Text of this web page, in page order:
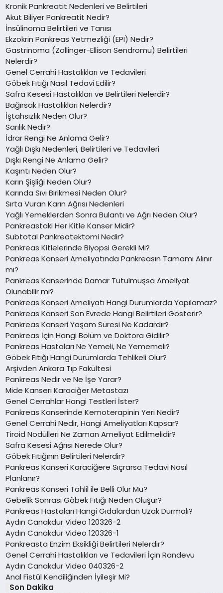
Kronik Pankreatit Nedenleri ve Belirtileri
Akut Biliyer Pankreatit Nedir?
İnsülinoma Belirtileri ve Tanısı
Ekzokrin Pankreas Yetmezliği (EPI) Nedir?
Gastrinoma (Zollinger-Ellison Sendromu) Belirtileri
Nelerdir?
Genel Cerrahi Hastalıkları ve Tedavileri
Göbek Fıtığı Nasıl Tedavi Edilir?
Safra Kesesi Hastalıkları ve Belirtileri Nelerdir?
Bağırsak Hastalıkları Nelerdir?
İştahsızlık Neden Olur?
Sarılık Nedir?
İdrar Rengi Ne Anlama Gelir?
Yağlı Dışkı Nedenleri, Belirtileri ve Tedavileri
Dışkı Rengi Ne Anlama Gelir?
Kaşıntı Neden Olur?
Karın Şişliği Neden Olur?
Karında Sıvı Birikmesi Neden Olur?
Sırta Vuran Karın Ağrısı Nedenleri
Yağlı Yemeklerden Sonra Bulantı ve Ağrı Neden Olur?
Pankreastaki Her Kitle Kanser Midir?
Subtotal Pankreatektomi Nedir?
Pankreas Kitlelerinde Biyopsi Gerekli Mi?
Pankreas Kanseri Ameliyatında Pankreasın Tamamı Alınır
mı?
Pankreas Kanserinde Damar Tutulmuşsa Ameliyat
Olunabilir mi?
Pankreas Kanseri Ameliyatı Hangi Durumlarda Yapılamaz?
Pankreas Kanseri Son Evrede Hangi Belirtileri Gösterir?
Pankreas Kanseri Yaşam Süresi Ne Kadardır?
Pankreas İçin Hangi Bölüm ve Doktora Gidilir?
Pankreas Hastaları Ne Yemeli, Ne Yememeli?
Göbek Fıtığı Hangi Durumlarda Tehlikeli Olur?
Arşivden Ankara Tıp Fakültesi
Pankreas Nedir ve Ne İşe Yarar?
Mide Kanseri Karaciğer Metastazı
Genel Cerrahlar Hangi Testleri İster?
Pankreas Kanserinde Kemoterapinin Yeri Nedir?
Genel Cerrahi Nedir, Hangi Ameliyatları Kapsar?
Tiroid Nodülleri Ne Zaman Ameliyat Edilmelidir?
Safra Kesesi Ağrısı Nerede Olur?
Göbek Fıtığının Belirtileri Nelerdir?
Pankreas Kanseri Karaciğere Sıçrarsa Tedavi Nasıl
Planlanır?
Pankreas Kanseri Tahlil ile Belli Olur Mu?
Gebelik Sonrası Göbek Fıtığı Neden Oluşur?
Pankreas Hastaları Hangi Gıdalardan Uzak Durmalı?
Aydın Canakdur Video 120326-2
Aydın Canakdur Video 120326-1
Pankreasta Enzim Eksikliği Belirtileri Nelerdir?
Genel Cerrahi Hastalıkları ve Tedavileri İçin Randevu
Aydın Canakdur Video 040326-2
Anal Fistül Kendiliğinden İyileşir Mi?
Son Dakika